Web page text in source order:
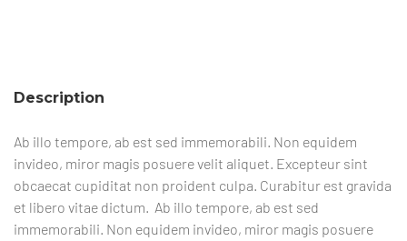
Description
Ab illo tempore, ab est sed immemorabili. Non equidem
invideo, miror magis posuere velit aliquet. Excepteur sint
obcaecat cupiditat non proident culpa. Curabitur est gravida
et libero vitae dictum. Ab illo tempore, ab est sed
immemorabili. Non equidem invideo, miror magis posuere